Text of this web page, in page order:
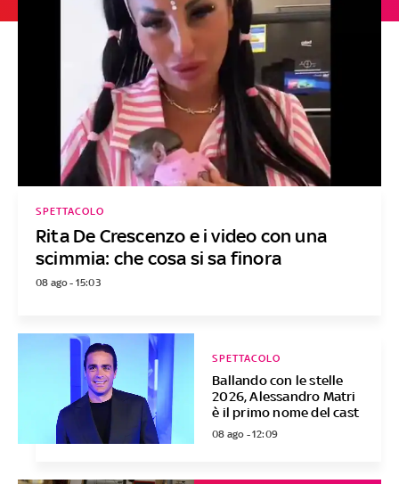
Rita De Crescenzo e i video con una
scimmia: che cosa si sa finora
SPETTACOLO
08 ago - 15:03
Ballando con le stelle
2026, Alessandro Matri
è il primo nome del cast
SPETTACOLO
08 ago - 12:09